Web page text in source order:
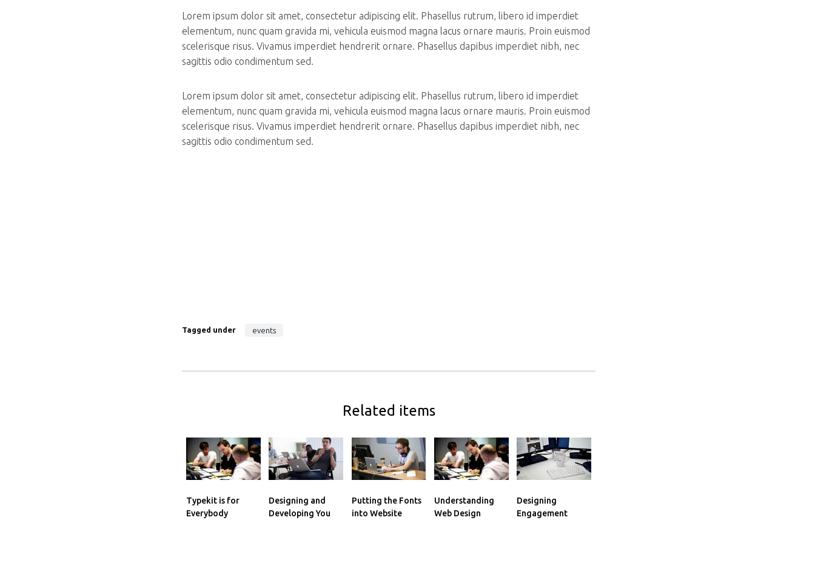
Lorem ipsum dolor sit amet, consectetur adipiscing elit. Phasellus rutrum, libero id imperdiet
elementum, nunc quam gravida mi, vehicula euismod magna lacus ornare mauris. Proin euismod
scelerisque risus. Vivamus imperdiet hendrerit ornare. Phasellus dapibus imperdiet nibh, nec
sagittis odio condimentum sed.
Lorem ipsum dolor sit amet, consectetur adipiscing elit. Phasellus rutrum, libero id imperdiet
elementum, nunc quam gravida mi, vehicula euismod magna lacus ornare mauris. Proin euismod
scelerisque risus. Vivamus imperdiet hendrerit ornare. Phasellus dapibus imperdiet nibh, nec
sagittis odio condimentum sed.
Tagged under events
Related items
Typekit is for
Everybody
Designing and
Developing You
Putting the Fonts
into Website
Understanding
Web Design
Designing
Engagement